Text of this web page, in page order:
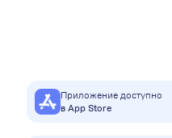
Приложение доступно
в App Store